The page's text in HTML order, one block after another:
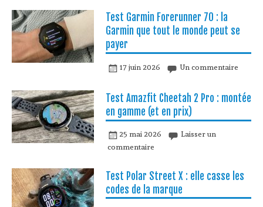
Test Garmin Forerunner 70 : la
Garmin que tout le monde peut se
payer
17 juin 2026 Un commentaire
Test Amazfit Cheetah 2 Pro : montée
en gamme (et en prix)
25 mai 2026
Laisser un
commentaire
Test Polar Street X : elle casse les
codes de la marque